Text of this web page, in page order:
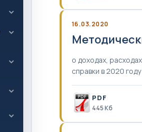
16.03.2020
о доходах,
справки в 2020
PDF
445 Кб